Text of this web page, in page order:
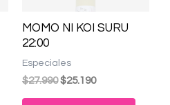
pueden
elegir
MOMO NI KOI SURU
22:00
Especiales
$27.990$25.190